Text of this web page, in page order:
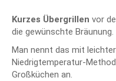
Kurzes Übergrillen vor
die gewünschte Bräunung.
Man nennt das mit
Niedrigtemperatur-
Großküchen an.